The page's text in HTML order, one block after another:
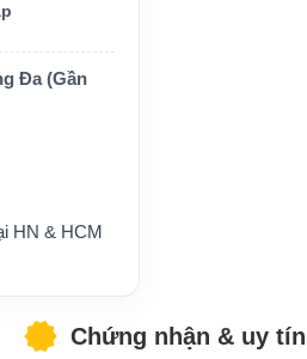
Đa (Gần
HN & HCM
Chứng nhận & uy